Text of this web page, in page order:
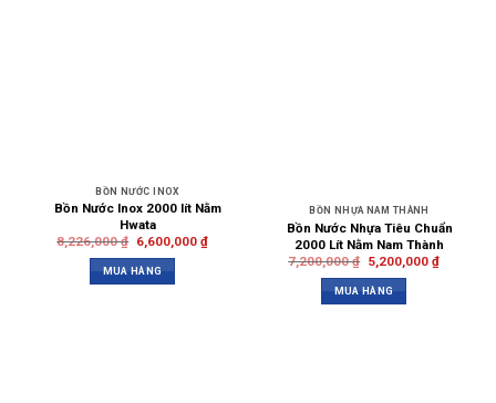
BỒN NƯỚC INOX
Bồn Nước Inox 2000 lít Nằm
Hwata
8,226,000₫ 6,600,000 ₫
MUA HÀNG
BỒN NHỰA NAM THÀNH
Bồn Nước Nhựa Tiêu Chuẩn
2000 Lít Nằm Nam Thành
7,200,000₫ 5,200,000 ₫
MUA HÀNG